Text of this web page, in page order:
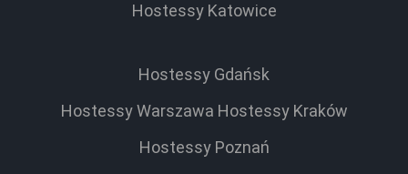
Hostessy Katowice
Hostessy Gdańsk
Hostessy Warszawa Hostessy Kraków
Hostessy Poznań